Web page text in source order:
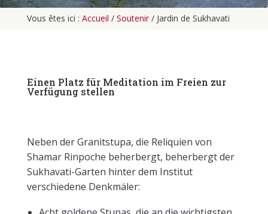
Vous êtes ici : Accueil / Soutenir/ Jardin de Sukhavati
Einen Platz für Meditation im Freien zur
Verfügung stellen
Neben der Granitstupa, die Reliquien von
Shamar Rinpoche beherbergt, beherbergt der
Sukhavati-Garten hinter dem Institut
verschiedene Denkmäler: